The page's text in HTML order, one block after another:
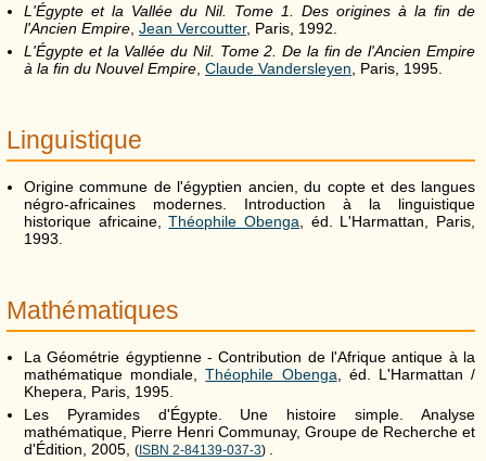
L'Égypte et la Vallée du Nil. Tome 1. Des origines à la fin de
l'Ancien Empire Jean Vercoutter, Paris, 1992.
L'Égypte et la Vallée du Nil. Tome 2. De la fin de l'Ancien Empire
à la fin du Nouvel Empire Claude Vandersleyen , Paris, 1995.
Linguistique
Origine commune de l'égyptien ancien, du copte et des langues
négro-africaines modernes. Introduction à la linguistique
historique africaine,Théophile Obenga , éd. L'Harmattan, Paris,
1993.
Mathématiques
La Géométrie égyptienne - Contribution de l'Afrique antique à la
mathématique mondiale,Théophile Obenga , éd. L'Harmattan /
Khepera, Paris, 1995.
Les Pyramides d'Égypte. Une histoire simple. Analyse
mathématique, Pierre Henri Communay, Groupe de Recherche et
d'Édition, 2005, (ISBN 2-84139-037-3)